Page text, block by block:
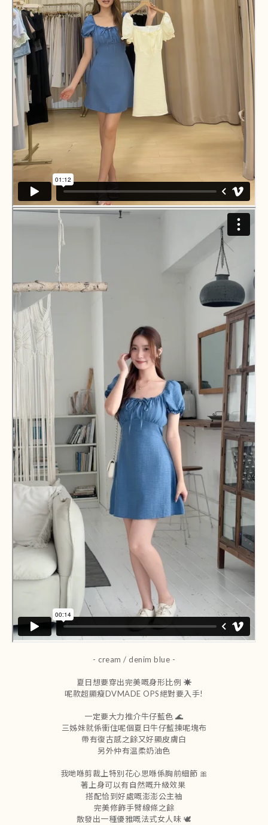
- cream / denim blue -
夏日想要穿出完美嘅身形比例 ☀️
呢款超顯瘦DVMADE OPS絕對要入手!
一定要大力推介牛仔藍色 🌊
三姊妹就係衝住呢個夏日牛仔藍揀呢塊布
帶有復古感之餘又好顯皮膚白
另外仲有温柔奶油色
我哋喺剪裁上特別花心思喺係胸前細節 🎀
著上身可以有自然嘅升級效果
搭配恰到好處嘅澎澎公主袖
完美修飾手臂線條之餘
散發出一種優雅嘅法式女人味 🕊️